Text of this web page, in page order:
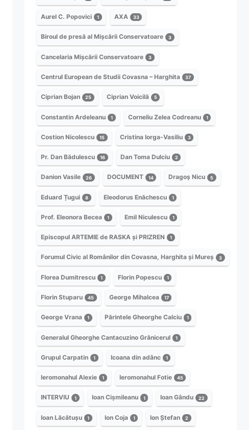
Aurel C. Popovici 1 AXA 33
Biroul de presă al Mișcării Conservatoare 3
Cancelaria Mișcării Conservatoare 3
Centrul European de Studii Covasna – Harghita 37
Ciprian Bojan 25 Ciprian Voicilă 5
Constantin Ardeleanu 1 Corneliu Zelea Codreanu 1
Costion Nicolescu 15 Cristina Iorga-Vasiliu 3
Pr. Dan Bădulescu 16 Dan Toma Dulciu 2
Danion Vasile 26 DOCUMENT 14 Dragoș Nicu 5
Eduard Țugui 8 Eleodorus Enăchescu 1
Prof. Eleonora Becea 1 Emil Niculescu 1
Episcopul ARTEMIE de RASKA și PRIZREN 1
Forumul Civic al Românilor din Covasna, Harghita și Mureș 3
Florea Dumitrescu 1 Florin Popescu 1
Florin Stuparu 45 George Mihalcea 17
George Vrana 1 Părintele Gheorghe Calciu 1
Generalul Gheorghe Cantacuzino Grănicerul 1
Grupul Carpatin 1 Icoana din adânc 1
Ieromonahul Alexie 1 Ieromonahul Fotie 45
INTERVIU 1 Ioan Cișmileanu 1 Ioan Gându 22
Ioan Lăcătușu 1 Ion Coja 1 Ion Ștefan 2